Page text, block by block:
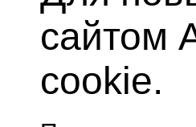
сайтом
cookie.